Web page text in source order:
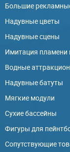
Большие
Надувные цветы
Надувные сцены
Имитация
Водные
Надувные батуты
Мягкие модули
Сухие бассейны
Фигуры для
Сопутствующие